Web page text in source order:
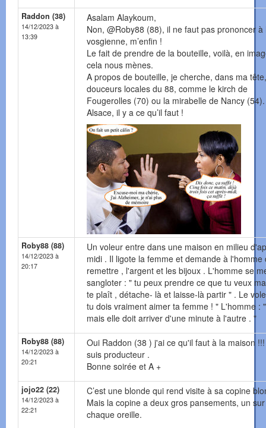
Raddon (38)
14/12/2023 à
13:39
Asalam Alaykoum,
Non, @Roby88 (88), il ne faut pas prononcer à
vosgienne, m’enfin !
Le fait de prendre de la bouteille, voilà, en
cela nous mènes.
A propos de bouteille, je cherche, dans ma
douceurs locales du 88, comme le kirch de
Fougerolles (70) ou la mirabelle de Nancy
Alsace, il y a ce qu’il faut !
Roby88 (88)
14/12/2023 à
20:17
Un voleur entre dans une maison en milieu
midi . Il ligote la femme et demande à l'homme
remettre , l'argent et les bijoux . L'homme se
sangloter : " tu peux prendre ce que tu veux
te plaît , détache- là et laisse-là partir " . Le
tu dois vraiment aimer ta femme ! " L'homme :
mais elle doit arriver d'une minute à l'autre . "
Roby88 (88)
14/12/2023 à
20:21
Oui Raddon (38 ) j'ai ce qu'il faut à la maison
suis producteur .
Bonne soirée et A +
jojo22 (22)
14/12/2023 à
22:21
C’est une blonde qui rend visite à sa copine
Mais la copine a deux gros pansements, un sur
chaque oreille.